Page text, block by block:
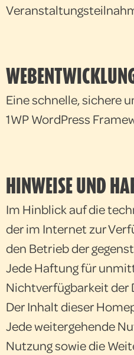
Eine schnelle, sichere
1WP WordPress
HINWEISE UND
Im Hinblick auf die
der im Internet zur
den Betrieb der
Jede Haftung für
Nichtverfügbarkeit der
Der Inhalt dieser
Jede weitergehende
Nutzung sowie die